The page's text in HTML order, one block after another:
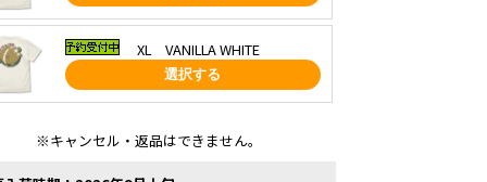
XL VANILLA WHITE
選択する
※キャンセル・返品はできません。